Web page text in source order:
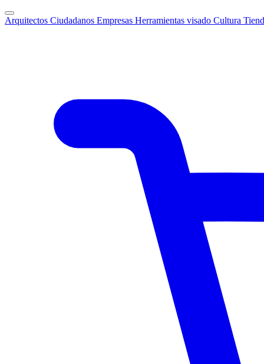
Arquitectos Ciudadanos Empresas Herramientas visado Cultura